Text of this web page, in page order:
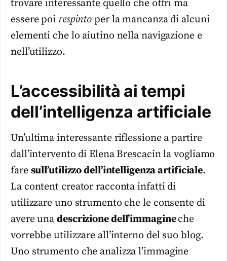
trovare interessante quello che offri ma
essere poi respinto per la mancanza di alcuni
elementi che lo aiutino nella navigazione e
nell’utilizzo.
L’accessibilità ai tempi
dell’intelligenza artificiale
Un’ultima interessante riflessione a partire
dall’intervento di Elena Brescacin la vogliamo
fare sull’utilizzo dell’intelligenza artificiale.
La content creator racconta infatti di
utilizzare uno strumento che le consente di
avere unadescrizione dell’immagineche
vorrebbe utilizzare all’interno del suo blog.
Uno strumento che analizza l’immagine